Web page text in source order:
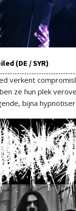
(DE / SYR)
verkent
ze hun plek
bijna